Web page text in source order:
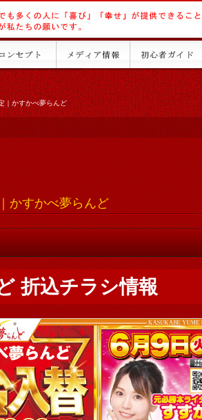
｜かすかべ夢らんど
かすかべ夢らんど
折込チラシ情報